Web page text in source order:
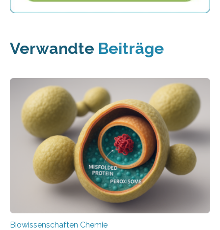
Verwandte Beiträge
Biowissenschaften Chemie